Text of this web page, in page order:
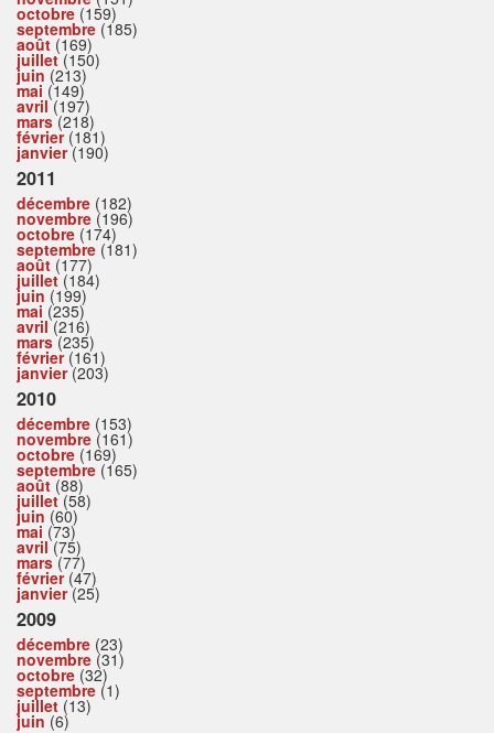
octobre (159)
septembre (185)
août (169)
juillet(150)
juin (213)
mai (149)
avril(197)
mars(218)
février(181)
janvier(190)
2011
décembre (182)
novembre (196)
octobre (174)
septembre (181)
août (177)
juillet(184)
juin (199)
mai (235)
avril(216)
mars(235)
février(161)
janvier(203)
2010
décembre (153)
novembre (161)
octobre (169)
septembre (165)
août (88)
juillet(58)
juin (60)
mai (73)
avril(75)
mars(77)
février(47)
janvier(25)
2009
décembre (23)
novembre (31)
octobre (32)
septembre (1)
juillet (13)
juin (6)